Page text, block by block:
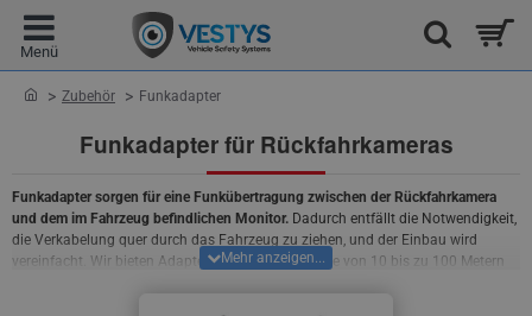
Funkadapter für Rückfahrkameras
homeZubehör Funkadapter
Funkadapter sorgen für eine Funkübertragung zwischen der Rückfahrkamera
und dem im Fahrzeug befindlichen Monitor. Dadurch entfällt die Notwendigkeit,
die Verkabelung quer durch das Fahrzeug zu ziehen, und der Einbau wird
vereinfacht. Wir bieten Adapter mit einer Reichweite von 10 bis zu 100 Metern